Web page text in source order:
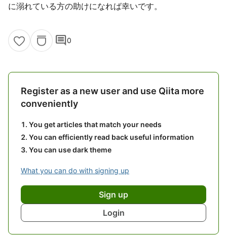
に溺れている方の助けになれば幸いです。
comment0
Register as a new user and use Qiita more
conveniently
You get articles that match your needs
You can efficiently read back useful information
You can use dark theme
What you can do with signing up
Sign up
Login